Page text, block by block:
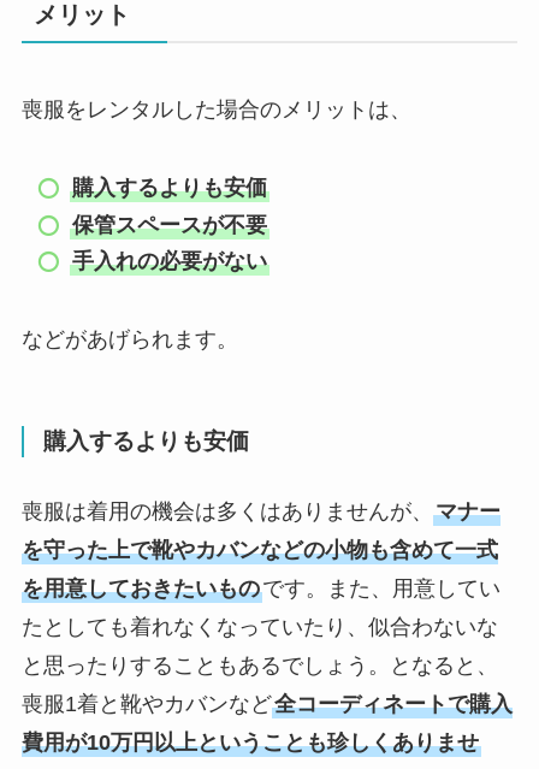
メリット
喪服をレンタルした場合のメリットは、
購入するよりも安価
保管スペースが不要
手入れの必要がない
などがあげられます。
購入するよりも安価
喪服は着用の機会は多くはありませんが、 マナー
を守った上で靴やカバンなどの小物も含めて一式
を用意しておきたいものです。また、用意してい
たとしても着れなくなっていたり、似合わないな
と思ったりすることもあるでしょう。となると、
喪服1着と靴やカバンなど全コーディネートで購入
費用が10万円以上ということも珍しくありませ